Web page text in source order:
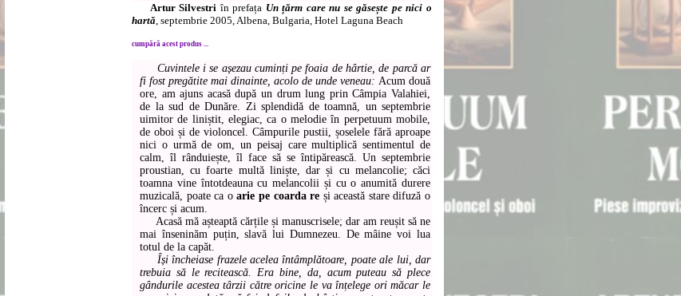
Artur Silvestri în prefața Un țărm care nu se găsește pe nici o
hartă, septembrie 2005, Albena, Bulgaria, Hotel Laguna Beach
cumpără acest produs ...
Cuvintele i se așezau cuminți pe foaia de hârtie, de parcă ar
fi fost pregătite mai dinainte, acolo de unde veneau: Acum două
ore, am ajuns acasă după un drum lung prin Câmpia Valahiei,
de la sud de Dunăre. Zi splendidă de toamnă, un septembrie
uimitor de liniștit, elegiac, ca o melodie în perpetuum mobile,
de oboi și de violoncel. Câmpurile pustii, șoselele fără aproape
nici o urmă de om, un peisaj care multiplică sentimentul de
calm, îl rânduiește, îl face să se întipărească. Un septembrie
proustian, cu foarte multă liniște, dar și cu melancolie; căci
toamna vine întotdeauna cu melancolii și cu o anumită durere
muzicală, poate ca oarie pe coarda re și această stare difuză o
încerc și acum.
Acasă mă așteaptă cărțile și manuscrisele; dar am reușit să ne
mai înseninăm puțin, slavă lui Dumnezeu. De mâine voi lua
totul de la capăt.
Își încheiase frazele acelea întâmplătoare, poate ale lui, dar
trebuia să le recitească. Era bine, da, acum puteau să plece
gândurile acestea târzii către oricine le va înțelege ori măcar le